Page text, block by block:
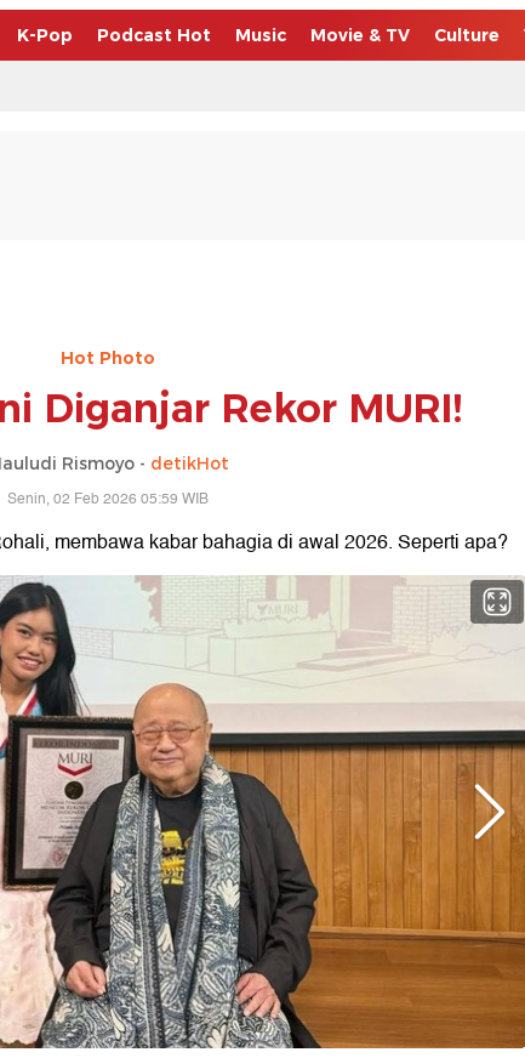
K-Pop Podcast Hot Music Movie & TV Culture
Hot Photo
Diganjar Rekor MURI!
Rismoyo - detikHot
Senin, 02 Feb 2026 05:59 WIB
membawa kabar bahagia di awal 2026. Seperti apa?